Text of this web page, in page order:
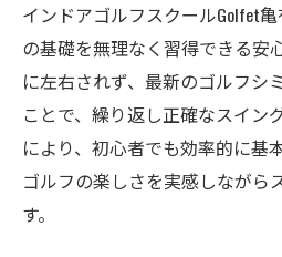
毎日通えるインドア
を実感
コストパフォーマン
フスクール選び
初心者でも安心の定
インドアゴルフスクールGolfet
の基礎を無理なく習得できる安
に左右されず、最新のゴルフシ
ことで、繰り返し正確なスイン
により、初心者でも効率的に基
ゴルフの楽しさを実感しながら
す。